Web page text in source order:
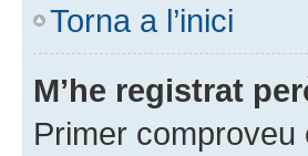
Torna a l’inici
M’he registrat
Primer comproveu